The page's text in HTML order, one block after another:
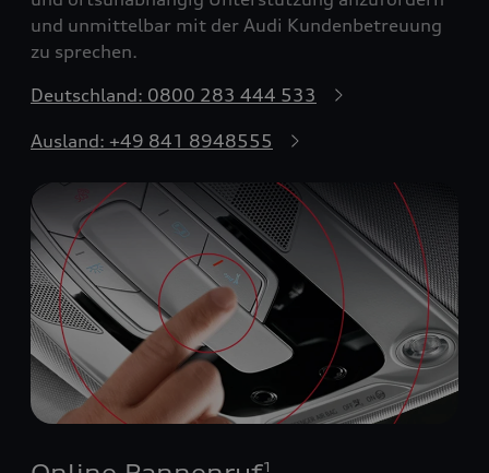
und unmittelbar mit der Audi Kundenbetreuung
zu sprechen.
Deutschland: 0800 283 444 533
Ausland: +49 841 8948555
1